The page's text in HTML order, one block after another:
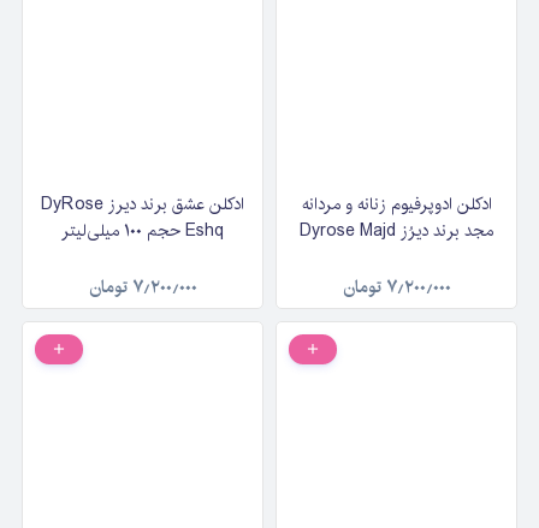
ادکلن ادوپرفیوم زنانه و مردانه
مجد برند دیرُز Dyrose Majd
۷٫۲۰۰٫۰۰۰ تومان
ادکلن عشق برند دیرز DyRose
Eshq حجم ۱۰۰ میلی‌لیتر
۷٫۲۰۰٫۰۰۰ تومان